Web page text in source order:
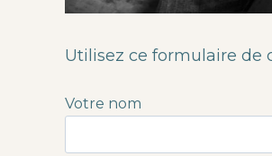
Utilisez ce formulaire de
Votre nom